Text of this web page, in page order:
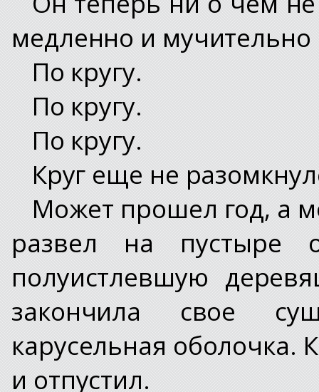
медленно и мучительно
По кругу.
По кругу.
По кругу.
Круг еще не
Может прошел год, а
развел на пустыре
полуистлевшую
закончила свое
карусельная оболочка.
и отпустил.